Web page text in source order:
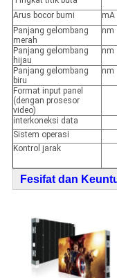
Arus bocor bumi
mA
Panjang gelombang
merah
nm
Panjang gelombang
hijau
nm
Panjang gelombang
biru
nm
Format input panel
(dengan prosesor
video)
interkoneksi data
Sistem operasi
Kontrol jarak
Fesifat dan